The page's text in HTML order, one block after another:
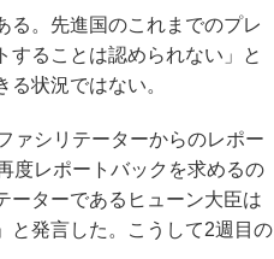
。先進国のこれまでのプレ
することは認められない」と
状況ではない。
ァシリテーターからのレポー
度レポートバックを求めるの
ーターであるヒューン大臣は
と発言した。こうして2週目の